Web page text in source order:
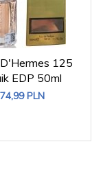
125
EDP 50ml
74,99 PLN